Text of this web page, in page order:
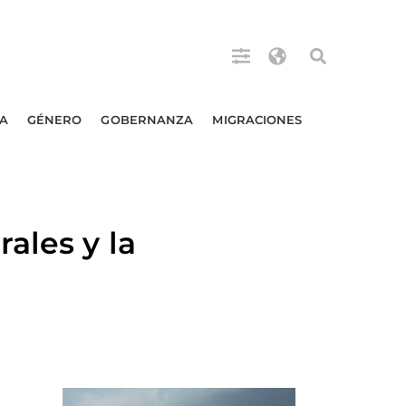
GÉNERO GOBERNANZA MIGRACIONES
y la